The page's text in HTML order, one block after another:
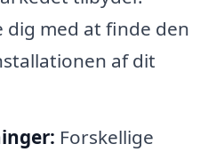
med at finde den
af dit
Forskellige